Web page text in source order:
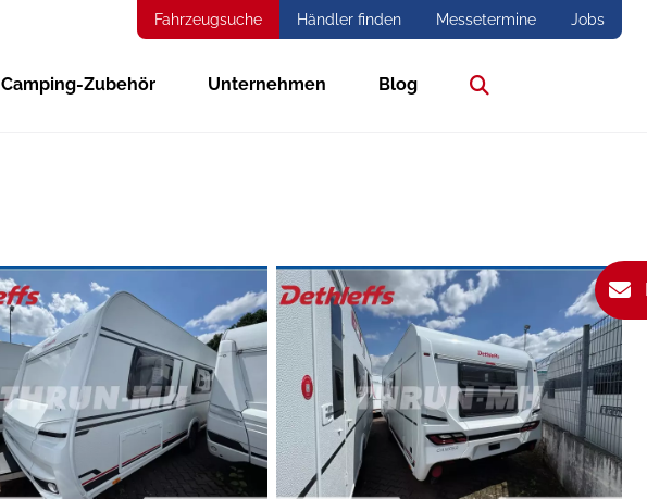
Fahrzeugsuche Händler finden Messetermine Jobs
Camping-Zubehör Unternehmen Blog